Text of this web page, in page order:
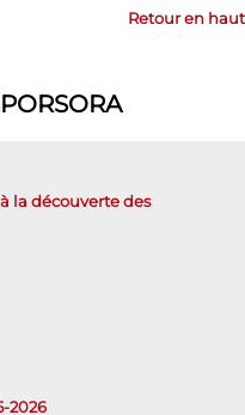
Retour en haut
la découverte des
2026